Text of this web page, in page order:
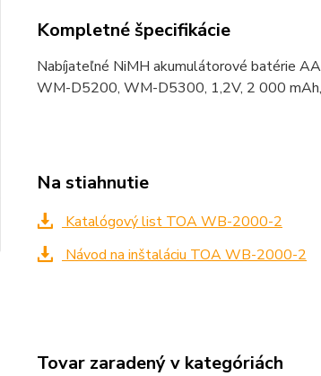
Kompletné špecifikácie
Nabíjateľné NiMH akumulátorové batérie
WM-D5200, WM-D5300, 1,2V, 2 000
Na stiahnutie
Katalógový list TOA WB-2000-2
Návod na inštaláciu TOA WB-2000-2
Tovar zaradený v kategóriách